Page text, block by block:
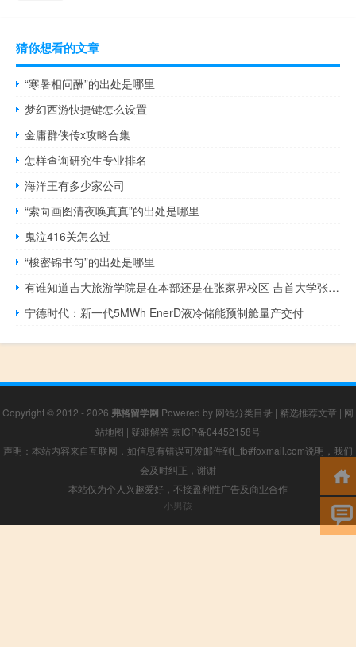
猜你想看的文章
“寒暑相问酬”的出处是哪里
梦幻西游快捷键怎么设置
金庸群侠传x攻略合集
怎样查询研究生专业排名
海洋王有多少家公司
“索向画图清夜唤真真”的出处是哪里
鬼泣416关怎么过
“梭密锦书匀”的出处是哪里
有谁知道吉大旅游学院是在本部还是在张家界校区 吉首大学张家界校区
宁德时代：新一代5MWh EnerD液冷储能预制舱量产交付
Copyright © 2012 - 2026 弗格留学网 Powered by 网站分类目录 | 精选推荐文章 | 网
站地图 | 疑难解答 京ICP备04452158号
声明：本站内容来自互联网，如信息有错误可发邮件到f_fb#foxmail.com说明，我们
会及时纠正，谢谢
本站仅为个人兴趣爱好，不接盈利性广告及商业合作
小男孩